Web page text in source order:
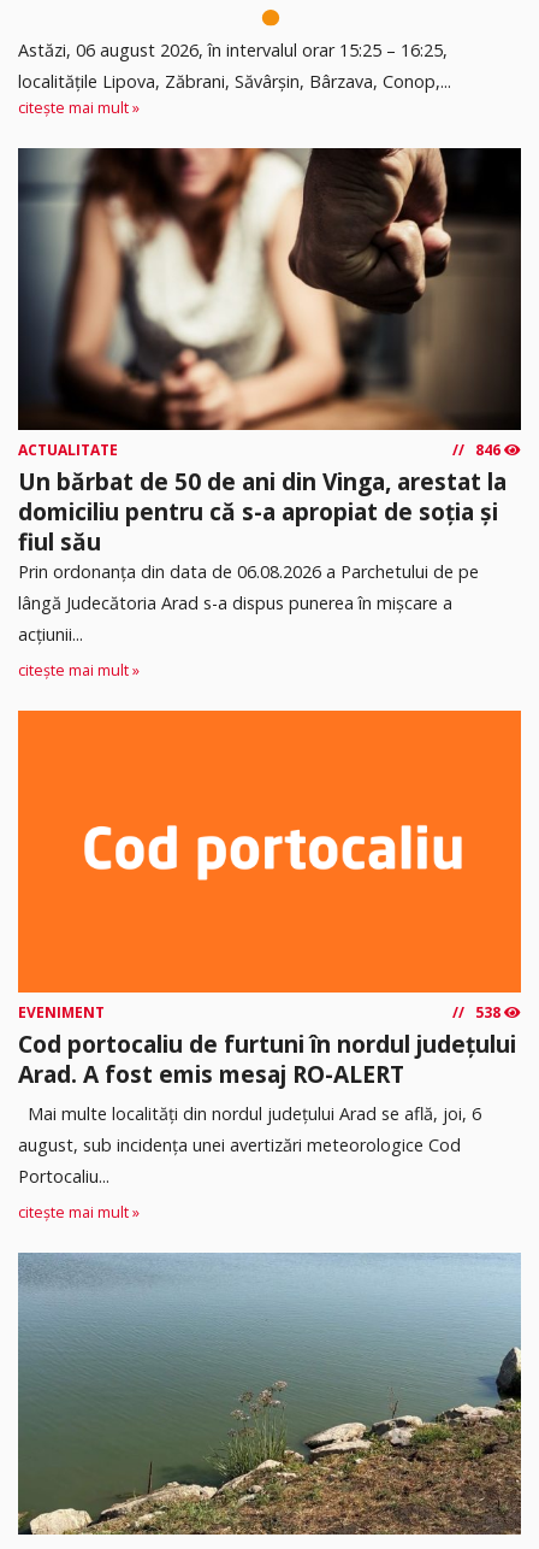
Astăzi, 06 august 2026, în intervalul orar 15:25 – 16:25,
localitățile Lipova, Zăbrani, Săvârșin, Bârzava, Conop,...
citește mai mult »
ACTUALITATE 846
Un bărbat de 50 de ani din Vinga, arestat la
domiciliu pentru că s-a apropiat de soția și
fiul său
Prin ordonanța din data de 06.08.2026 a Parchetului de pe
lângă Judecătoria Arad s-a dispus punerea în mişcare a
acţiunii...
citește mai mult »
EVENIMENT 538
Cod portocaliu de furtuni în nordul județului
Arad. A fost emis mesaj RO-ALERT
Mai multe localități din nordul județului Arad se află, joi, 6
august, sub incidența unei avertizări meteorologice Cod
Portocaliu...
citește mai mult »